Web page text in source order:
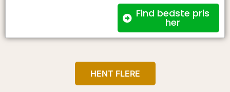
Find bedste pris
her
HENT FLERE